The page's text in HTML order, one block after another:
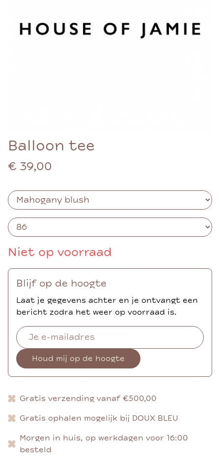
Balloon tee
€ 39,00
Niet op voorraad
Blijf op de hoogte
Laat je gegevens achter en je ontvangt een
bericht zodra het weer op voorraad is.
Houd mij op de hoogte
Gratis verzending vanaf €500,00
Gratis ophalen mogelijk bij DOUX BLEU
Morgen in huis, op werkdagen voor 16:00
besteld